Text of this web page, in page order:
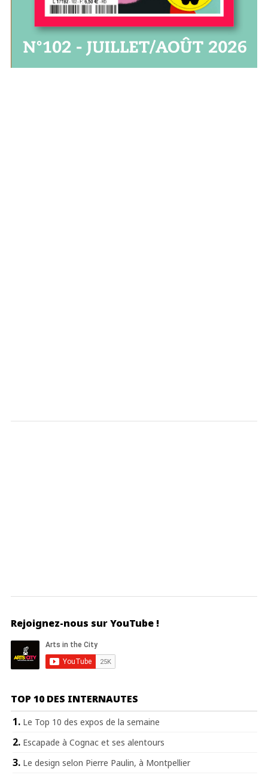
Rejoignez-nous sur YouTube !
TOP 10 DES INTERNAUTES
Le Top 10 des expos de la semaine
Escapade à Cognac et ses alentours
Le design selon Pierre Paulin, à Montpellier